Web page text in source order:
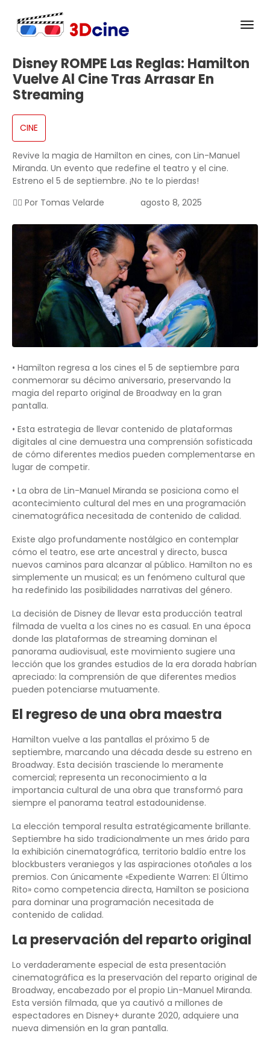
Disney ROMPE Las Reglas: Hamilton
Vuelve Al Cine Tras Arrasar En
Streaming
CINE
Revive la magia de Hamilton en cines, con Lin-Manuel
Miranda. Un evento que redefine el teatro y el cine.
Estreno el 5 de septiembre. ¡No te lo pierdas!
✍🏻 Por Tomas Velarde agosto 8, 2025
• Hamilton regresa a los cines el 5 de septiembre para
conmemorar su décimo aniversario, preservando la
magia del reparto original de Broadway en la gran
pantalla.
• Esta estrategia de llevar contenido de plataformas
digitales al cine demuestra una comprensión sofisticada
de cómo diferentes medios pueden complementarse en
lugar de competir.
• La obra de Lin-Manuel Miranda se posiciona como el
acontecimiento cultural del mes en una programación
cinematográfica necesitada de contenido de calidad.
Existe algo profundamente nostálgico en contemplar
cómo el teatro, ese arte ancestral y directo, busca
nuevos caminos para alcanzar al público. Hamilton no es
simplemente un musical; es un fenómeno cultural que
ha redefinido las posibilidades narrativas del género.
La decisión de Disney de llevar esta producción teatral
filmada de vuelta a los cines no es casual. En una época
donde las plataformas de streaming dominan el
panorama audiovisual, este movimiento sugiere una
lección que los grandes estudios de la era dorada habrían
apreciado: la comprensión de que diferentes medios
pueden potenciarse mutuamente.
El regreso de una obra maestra
Hamilton vuelve a las pantallas el próximo 5 de
septiembre, marcando una década desde su estreno en
Broadway. Esta decisión trasciende lo meramente
comercial; representa un reconocimiento a la
importancia cultural de una obra que transformó para
siempre el panorama teatral estadounidense.
La elección temporal resulta estratégicamente brillante.
Septiembre ha sido tradicionalmente un mes árido para
la exhibición cinematográfica, territorio baldío entre los
blockbusters veraniegos y las aspiraciones otoñales a los
premios. Con únicamente «Expediente Warren: El Último
Rito» como competencia directa, Hamilton se posiciona
para dominar una programación necesitada de
contenido de calidad.
La preservación del reparto original
Lo verdaderamente especial de esta presentación
cinematográfica es la preservación del reparto original de
Broadway, encabezado por el propio Lin-Manuel Miranda.
Esta versión filmada, que ya cautivó a millones de
espectadores en Disney+ durante 2020, adquiere una
nueva dimensión en la gran pantalla.